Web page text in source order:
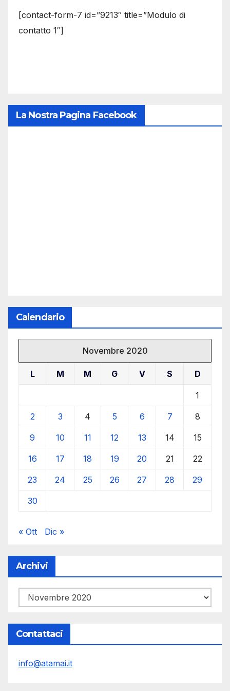
[contact-form-7 id=”9213″ title=”Modulo di
contatto 1″]
La Nostra Pagina Facebook
Calendario
Novembre 2020
L M M G V S D
1
2 3 4 5 6 7 8
9 10 11 12 13 14 15
16 17 18 19 20 21 22
23 24 25 26 27 28 29
30
« Ott Dic »
Archivi
Archivi
Contattaci
info@atamai.it